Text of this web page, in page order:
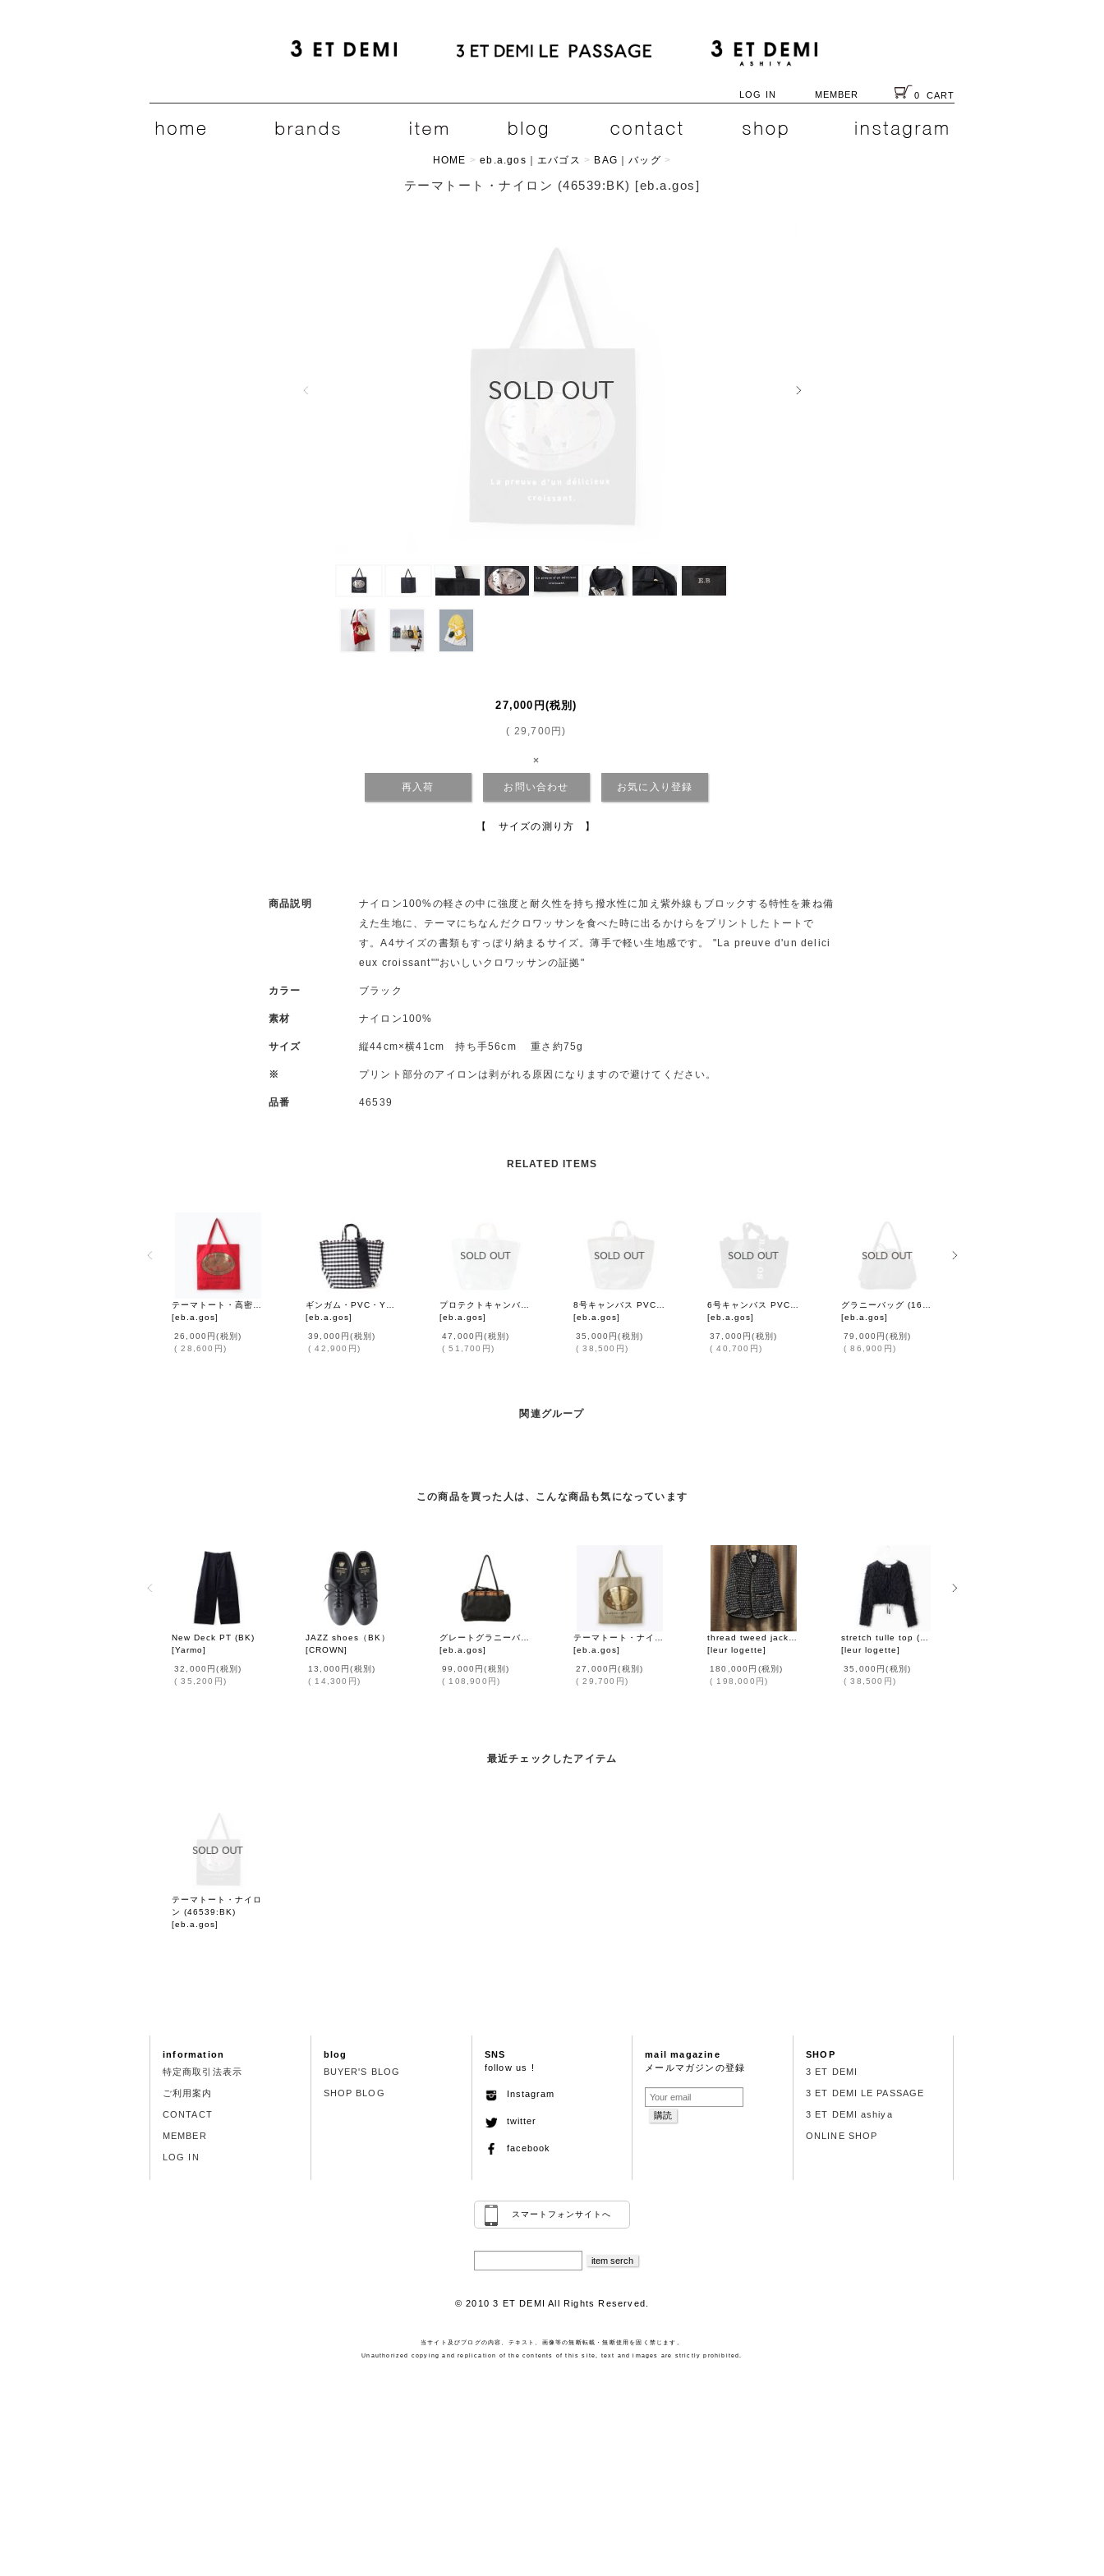
0 CART
LOG IN MEMBER
HOME > eb.a.gos｜エバゴス > BAG｜バッグ >
テーマトート・ナイロン (46539:BK) [eb.a.gos]
27,000円 (税別)
( 29,700円)
×
再入荷 お問い合わせ お気に入り登録
【 サイズの測り方 】
商品説明
ナイロン100%の軽さの中に強度と耐久性を持ち撥水性に加え紫外線もブロックする特性を兼ね備
えた生地に、テーマにちなんだクロワッサンを食べた時に出るかけらをプリントしたトートで
す。A4サイズの書類もすっぽり納まるサイズ。薄手で軽い生地感です。 "La preuve d'un delici
eux croissant""おいしいクロワッサンの証拠"
カラー ブラック
素材 ナイロン100%
サイズ 縦44cm×横41cm 持ち手56cm 重さ約75g
※ プリント部分のアイロンは剥がれる原因になりますので避けてください。
品番 46539
RELATED ITEMS
テーマトート・高密度サテン (46537:RD)
[eb.a.gos]
26,000円(税別)
( 28,600円 )
ギンガム・PVC・Y字トート (BK:16538)
[eb.a.gos]
39,000円(税別)
( 42,900円 )
プロテクトキャンバス Y字トート (16511:SV)
[eb.a.gos]
47,000円(税別)
( 51,700円 )
8号キャンバス PVC・Y字トート (16536:GY)
[eb.a.gos]
35,000円(税別)
( 38,500円 )
6号キャンバス PVC・Y字トート (16537:BKBK)
[eb.a.gos]
37,000円(税別)
( 40,700円 )
グラニーバッグ (16525:BK)
[eb.a.gos]
79,000円(税別)
( 86,900円 )
関連グループ
この商品を買った人は、こんな商品も気になっています
New Deck PT (BK)
[Yarmo]
32,000円(税別)
( 35,200円 )
JAZZ shoes（BK）
[CROWN]
13,000円(税別)
( 14,300円 )
グレートグラニーバッグ (16526:BK)
[eb.a.gos]
99,000円(税別)
( 108,900円)
テーマトート・ナイロン (46539:BG)
[eb.a.gos]
27,000円(税別)
( 29,700円 )
thread tweed jacket (BK)
[ leur logette]
180,000円 (税別)
( 198,000円)
stretch tulle top (BK)
[ leur logette]
35,000円(税別)
( 38,500円 )
最近チェックしたアイテム
テーマトート・ナイロ
ン (46539:BK)
[eb.a.gos]
information
特定商取引法表示
ご利用案内
CONTACT
MEMBER
LOG IN
blog
BUYER'S BLOG
SHOP BLOG
SNS
follow us !
Instagram
twitter
facebook
mail magazine
メールマガジンの登録
SHOP
3 ET DEMI
3 ET DEMI LE PASSAGE
3 ET DEMI ashiya
ONLINE SHOP
スマートフォンサイトへ
© 2010 3 ET DEMI All Rights Reserved.
当サイト及びブログの内容、テキスト、画像等の無断転載・無断使用を固く禁じます。
Unauthorized copying and replication of the contents of this site, text and images are strictly prohibited.